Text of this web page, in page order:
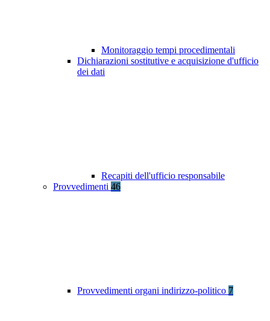
Monitoraggio tempi procedimentali
Dichiarazioni sostitutive e acquisizione d'ufficio
dei dati
Recapiti dell'ufficio responsabile
Provvedimenti 46
Provvedimenti organi indirizzo-politico 7